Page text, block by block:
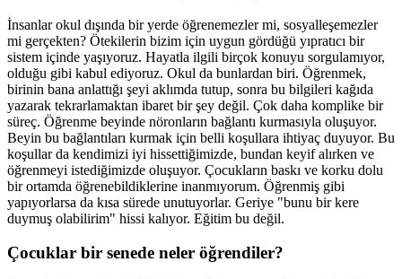
İnsanlar okul dışında bir yerde öğrenemezler mi, sosyalleşemezler
mi gerçekten? Ötekilerin bizim için uygun gördüğü yıpratıcı bir
sistem içinde yaşıyoruz. Hayatla ilgili birçok konuyu sorgulamıyor,
olduğu gibi kabul ediyoruz. Okul da bunlardan biri. Öğrenmek,
birinin bana anlattığı şeyi aklımda tutup, sonra bu bilgileri kağıda
yazarak tekrarlamaktan ibaret bir şey değil. Çok daha komplike bir
süreç. Öğrenme beyinde nöronların bağlantı kurmasıyla oluşuyor.
Beyin bu bağlantıları kurmak için belli koşullara ihtiyaç duyuyor. Bu
koşullar da kendimizi iyi hissettiğimizde, bundan keyif alırken ve
öğrenmeyi istediğimizde oluşuyor. Çocukların baskı ve korku dolu
bir ortamda öğrenebildiklerine inanmıyorum. Öğrenmiş gibi
yapıyorlarsa da kısa sürede unutuyorlar. Geriye "bunu bir kere
duymuş olabilirim" hissi kalıyor. Eğitim bu değil.
Çocuklar bir senede neler öğrendiler?